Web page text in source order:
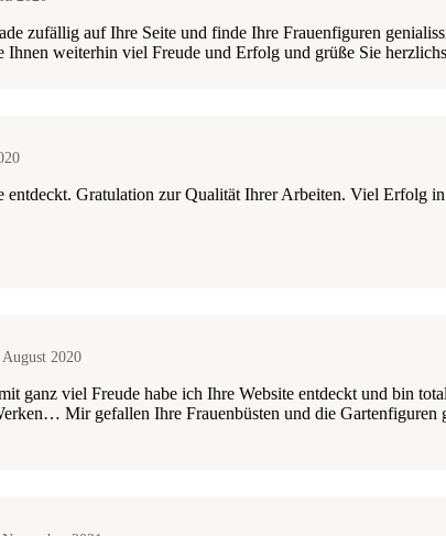
zufällig auf Ihre Seite und finde Ihre Frauenfiguren
Ihnen weiterhin viel Freude und Erfolg und grüße Sie
entdeckt. Gratulation zur Qualität Ihrer Arbeiten. Viel Erfolg
2020
ganz viel Freude habe ich Ihre Website entdeckt und bin
Mir gefallen Ihre Frauenbüsten und die